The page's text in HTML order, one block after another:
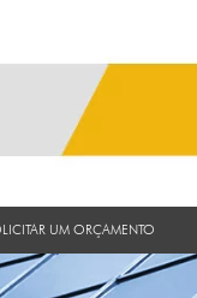
UM ORÇAMENTO